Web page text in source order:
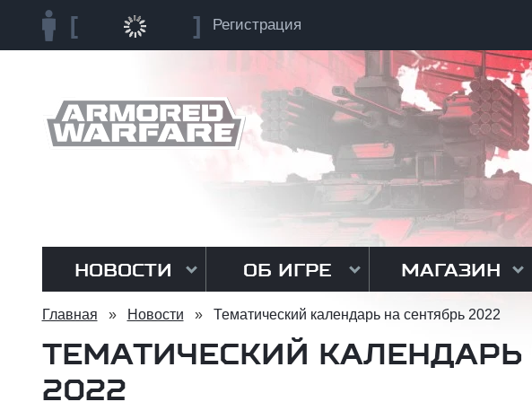
Регистрация
НОВОСТИ ОБ ИГРЕ МАГАЗИН
Главная » Новости » Тематический календарь на сентябрь 2022
ТЕМАТИЧЕСКИЙ КАЛЕНДАРЬ
2022